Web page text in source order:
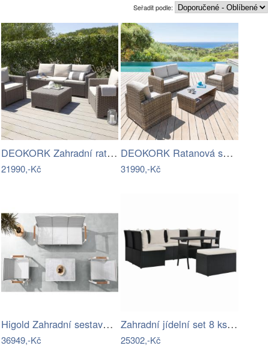
Seřadit podle:
DEOKORK Zahradní ratanová sestava…
21990,-Kč
DEOKORK Ratanová sestava SANTORINI pro…
31990,-Kč
Higold Zahradní sestava HIGOLD Nofi 2.0…
36949,-Kč
Zahradní jídelní set 8 ks polyratan…
25302,-Kč